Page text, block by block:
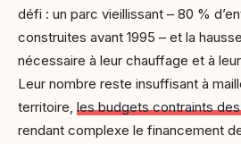
défi : un parc vieillissant – 80 %
construites avant 1995 – et la
nécessaire à leur chauffage et à
Leur nombre reste insuffisant à
territoire, les budgets contraints
rendant complexe le financement